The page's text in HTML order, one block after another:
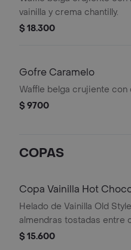
vainilla y crema chantilly.
$ 18.300
Gofre Caramelo
Waffle belga crujiente con
$ 9700
COPAS
Copa Vainilla Hot
Helado de Vainilla Old
almendras tostadas entre
chantilly y chocolate
$ 15.600